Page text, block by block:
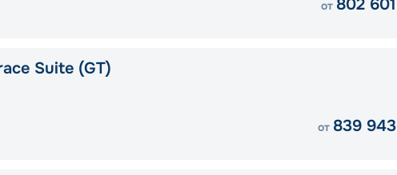
от 802 601
Suite (GT)
от 839 943